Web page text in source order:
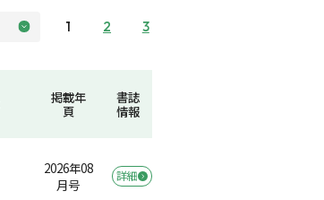
1 2 3
掲載年
頁
書誌
情報
2026年08
月号
詳細